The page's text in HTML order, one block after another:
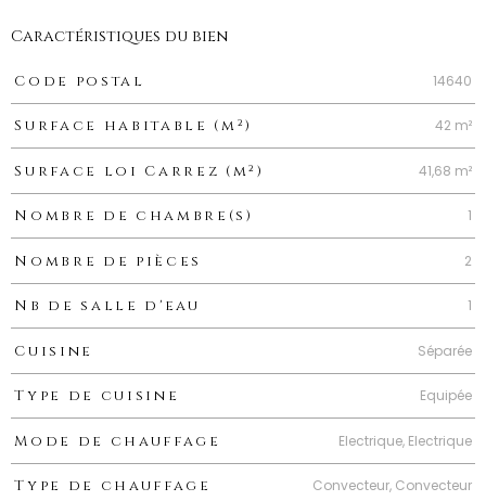
Caractéristiques du bien
Caractéristiques Valeurs
Code postal 14640
Surface habitable (m²) 42 m²
Surface loi Carrez (m²) 41,68 m²
Nombre de chambre(s) 1
Nombre de pièces 2
Nb de salle d'eau 1
Cuisine Séparée
Type de cuisine Equipée
Mode de chauffage Electrique, Electrique
Type de chauffage Convecteur, Convecteur